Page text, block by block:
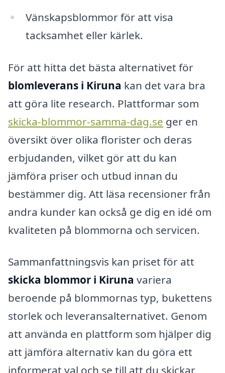
Vänskapsblommor för att visa
tacksamhet eller kärlek.
För att hitta det bästa alternativet för
blomleverans i Kiruna kan det vara bra
att göra lite research. Plattformar som
skicka-blommor-samma-dag.se ger en
översikt över olika florister och deras
erbjudanden, vilket gör att du kan
jämföra priser och utbud innan du
bestämmer dig. Att läsa recensioner från
andra kunder kan också ge dig en idé om
kvaliteten på blommorna och servicen.
Sammanfattningsvis kan priset för att
skicka blommor i Kiruna variera
beroende på blommornas typ, bukettens
storlek och leveransalternativet. Genom
att använda en plattform som hjälper dig
att jämföra alternativ kan du göra ett